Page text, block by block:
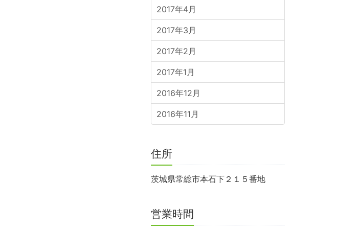
2017年4月
2017年3月
2017年2月
2017年1月
2016年12月
2016年11月
住所
茨城県常総市本石下２１５番地
営業時間